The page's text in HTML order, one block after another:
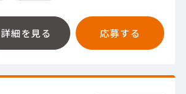
詳細を見る 応募する